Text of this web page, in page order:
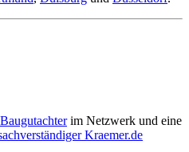
im Netzwerk und eine
Kraemer.de